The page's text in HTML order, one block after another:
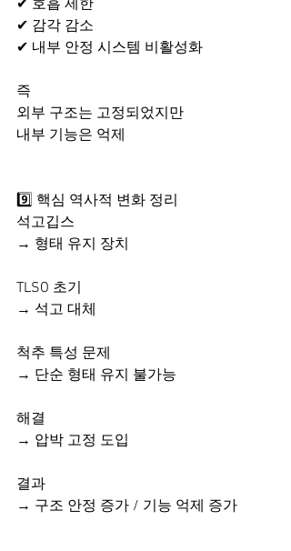
✔ 호흡 제한
✔ 감각 감소
✔ 내부 안정 시스템 비활성화
즉
외부 구조는 고정되었지만
내부 기능은 억제
9️⃣ 핵심 역사적 변화 정리
석고깁스
→ 형태 유지 장치
TLSO 초기
→ 석고 대체
척추 특성 문제
→ 단순 형태 유지 불가능
해결
→ 압박 고정 도입
결과​
→ 구조 안정 증가 / 기능 억제 증가